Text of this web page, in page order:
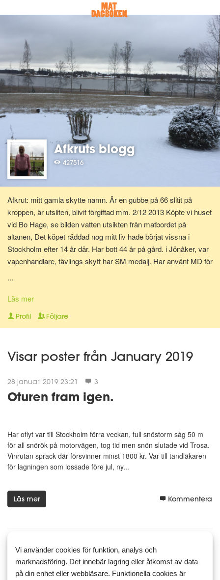
Afkruts blogg
427516
Afkrut: mitt gamla skytte namn. Är en gubbe på 66 slitit på
kroppen, är utsliten, blivit förgiftad mm. 2/12 2013 Köpte vi huset
vid Bo Hage, se bilden vatten utsikten från matbordet på
altanen, Det köpet räddad nog mitt liv hade börjat vissna i
Stockholm efter 14 år där. Har bott 44 år på gård. i Jönåker, var
vapenhandlare, tävlings skytt har SM medalj. Har använt MD för
26/8 2016 gåt ner 29,9 kg aktuell vikt 117,1 kg Mål vikt då 100
kg den är nu 20180209 88 kg. Har röjt både buskar, sly, och kört
32 släpkärror till tippen med soppor. Har en HR 432S med vanlig
vanligast är gös, gädda och abborre lite kräftor.
...
Läs mer
Profil Följare
Visar poster från January 2019
28 januari 2019 23:21 3
Oturen fram igen.
Har oflyt var till Stockholm förra veckan, full snöstorm såg 50 m
för all snörök på motorvägen, tog tid men snön slutade vid Trosa.
Vinrutan sprack där försvinner minst 1800 kr. Var till tandläkaren
för lagningen som lossade före jul, ny...
Läs mer Kommentera
18 januari 2019 09:57 2
Gårdagen blev tuff.
Vi använder cookies för funktion, analys och
marknadsföring. Det innebär lagring eller åtkomst av data
på din enhet eller webbläsare. Funktionella cookies är